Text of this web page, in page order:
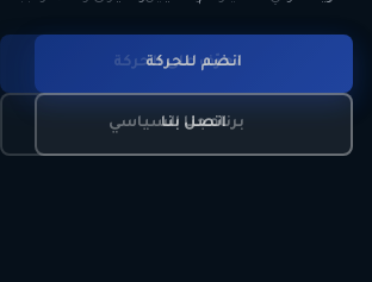
تعرّف على الحركة
برنامجنا السياسي
انضم للحركة
اتصل بنا